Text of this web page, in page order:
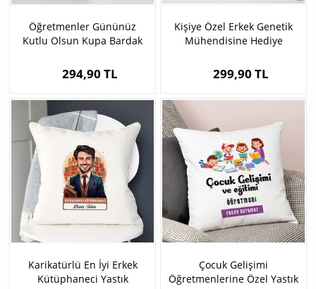
Öğretmenler Gününüz
Kutlu Olsun Kupa Bardak
294,90 TL
Kişiye Özel Erkek Genetik
Mühendisine Hediye
299,90 TL
Karikatürlü En İyi Erkek
Kütüphaneci Yastık
Çocuk Gelişimi
Öğretmenlerine Özel Yastık